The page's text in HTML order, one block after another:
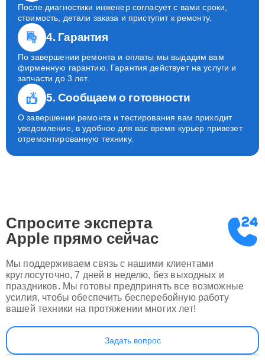
После диагностики инженер согласует с вами сроки,
стоимость, детали заказа и приступит к ремонту.
4. Гарантия
По завершении ремонта и оплаты мы выдадим вам
фирменную гарантию. Гарантия действует на услуги и
запчасти до 3 лет.
5. Сообщаем о готовности
О завершении ремонта и тестирования вам приходит
уведомление, в удобное для вас время курьер привезет
отремонтированную технику.
Спросите эксперта
Apple прямо сейчас
Мы поддерживаем связь с нашими клиентами
круглосуточно, 7 дней в неделю, без выходных и
праздников. Мы готовы предпринять все возможные
усилия, чтобы обеспечить бесперебойную работу
вашей техники на протяжении многих лет!
Задать вопрос